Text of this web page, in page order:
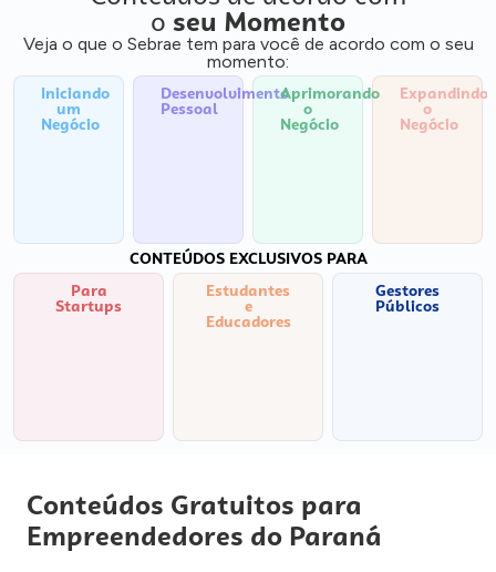
o seu Momento
Veja o que o Sebrae tem para você de acordo com o seu
momento:
Iniciando
um
Negócio
Desenvolvimento
Pessoal
Aprimorando
o
Negócio
Expandindo
o
Negócio
CONTEÚDOS EXCLUSIVOS PARA
Para
Startups
Estudantes
e
Educadores
Gestores
Públicos
Conteúdos Gratuitos para
Empreendedores do Paraná